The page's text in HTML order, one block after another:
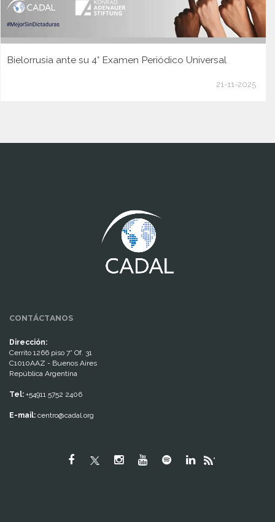
Bielorrusia ante su 4° Examen Periódico Universal
21-11-2025
CONTÁCTANOS
Dirección:
Cerrito 1266 piso 7° Of. 31
C1010AAZ - Buenos Aires
República Argentina
Tel: +54911 5752 2406
E-mail: centro@cadal.org
"